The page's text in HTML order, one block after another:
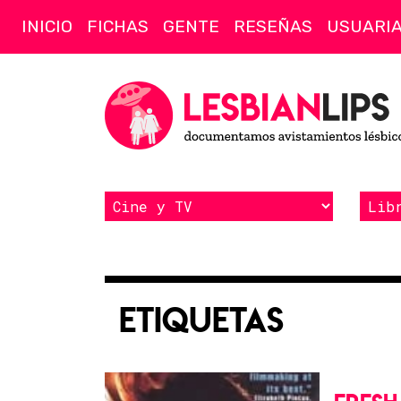
INICIO FICHAS GENTE RESEÑAS
Etiquetas